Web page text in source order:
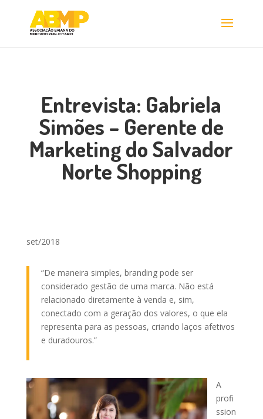
Entrevista: Gabriela
Simões – Gerente de
Marketing do Salvador
Norte Shopping
set/2018
“De maneira simples, branding pode ser
considerado gestão de uma marca. Não está
relacionado diretamente à venda e, sim,
conectado com a geração dos valores, o que ela
representa para as pessoas, criando laços afetivos
e duradouros.”
A
profi
ssion